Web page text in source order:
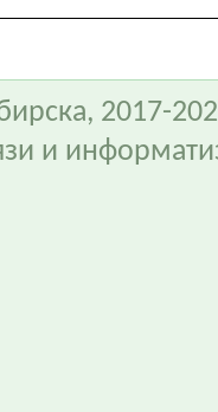
2017-
и